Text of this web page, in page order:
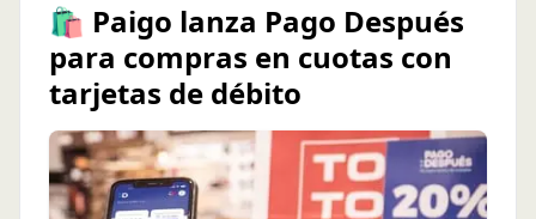
🛍️ Paigo lanza Pago Después
para compras en cuotas con
tarjetas de débito